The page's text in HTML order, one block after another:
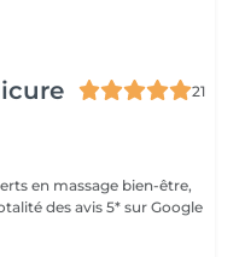
21
en massage bien-être,
des avis 5* sur Google